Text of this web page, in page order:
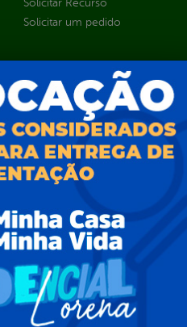
Solicitar Recurso
Solicitar um pedido